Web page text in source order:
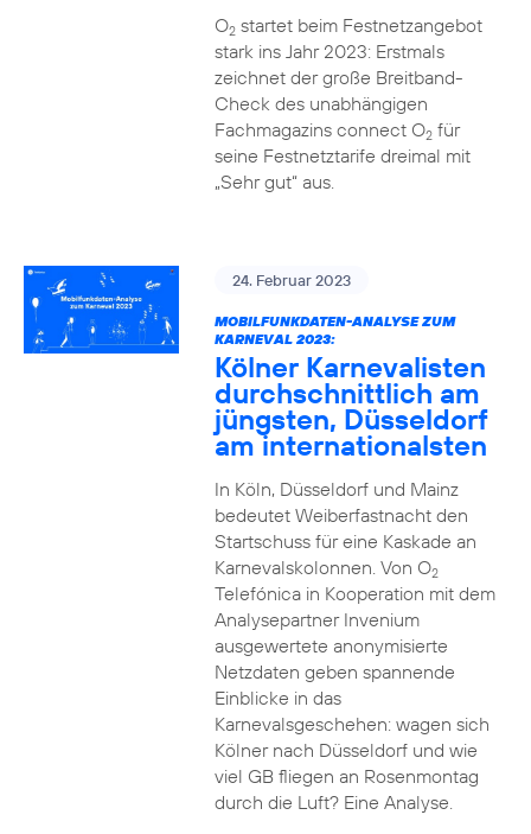
O2startet beim Festnetzangebot
stark ins Jahr 2023: Erstmals
zeichnet der große Breitband-
Check des unabhängigen
Fachmagazins connect O2für
seine Festnetztarife dreimal mit
„Sehr gut“ aus.
24. Februar 2023
MOBILFUNKDATEN-ANALYSE ZUM
KARNEVAL 2023:
Kölner Karnevalisten
durchschnittlich am
jüngsten, Düsseldorf
am internationalsten
In Köln, Düsseldorf und Mainz
bedeutet Weiberfastnacht den
Startschuss für eine Kaskade an
Karnevalskolonnen. Von O2
Telefónica in Kooperation mit dem
Analysepartner Invenium
ausgewertete anonymisierte
Netzdaten geben spannende
Einblicke in das
Karnevalsgeschehen: wagen sich
Kölner nach Düsseldorf und wie
viel GB fliegen an Rosenmontag
durch die Luft? Eine Analyse.